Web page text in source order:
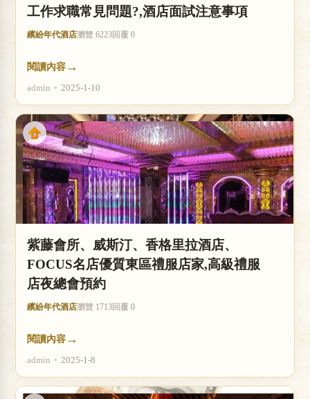
工作求職常見問題?,酒店面試注意事項
繽紛年代酒店瀏覽 6223回覆 0
閱讀內容 →
admin • 2025-1-10
紫藤會所、威斯汀、香格里拉酒店、
FOCUS名店優質東區禮服店家,高級禮服
店夜總會預約
繽紛年代酒店瀏覽 1713回覆 0
閱讀內容 →
admin • 2025-1-8